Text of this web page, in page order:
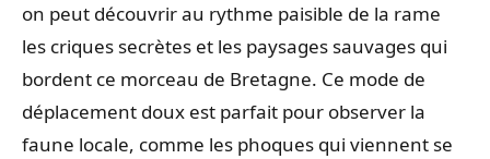
on peut découvrir au rythme paisible de la rame
les criques secrètes et les paysages sauvages qui
bordent ce morceau de Bretagne. Ce mode de
déplacement doux est parfait pour observer la
faune locale, comme les phoques qui viennent se